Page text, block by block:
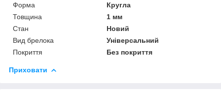
Форма
Кругла
Товщина
1 мм
Стан
Новий
Вид брелока
Універсальний
Покриття
Без покриття
Приховати